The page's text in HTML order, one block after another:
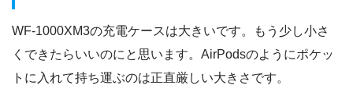
WF-1000XM3の充電ケースは大きいです。もう少し小さ
くできたらいいのにと思います。AirPodsのようにポケッ
トに入れて持ち運ぶのは正直厳しい大きさです。